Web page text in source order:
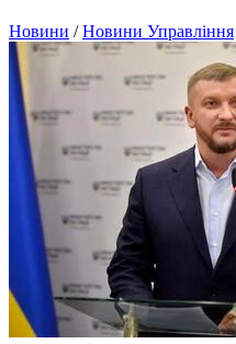
Новини /Новини Управління